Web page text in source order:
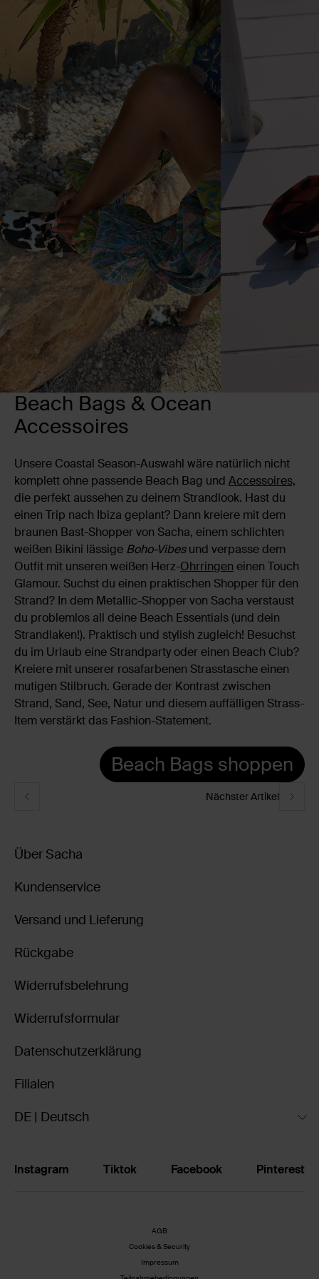
Beach Bags & Ocean
Accessoires
Unsere Coastal Season-Auswahl wäre natürlich nicht
komplett ohne passende Beach Bag und Accessoires,
die perfekt aussehen zu deinem Strandlook. Hast du
einen Trip nach Ibiza geplant? Dann kreiere mit dem
braunen Bast-Shopper von Sacha, einem schlichten
weißen Bikini lässige Boho-Vibesund verpasse dem
Outfit mit unseren weißen Herz-Ohrringen einen Touch
Glamour. Suchst du einen praktischen Shopper für den
Strand? In dem Metallic-Shopper von Sacha verstaust
du problemlos all deine Beach Essentials (und dein
Strandlaken!). Praktisch und stylish zugleich! Besuchst
du im Urlaub eine Strandparty oder einen Beach Club?
Kreiere mit unserer rosafarbenen Strasstasche einen
mutigen Stilbruch. Gerade der Kontrast zwischen
Strand, Sand, See, Natur und diesem auffälligen Strass-
Item verstärkt das Fashion-Statement.
Beach Bags shoppen
Nächster Artikel
Über Sacha
Kundenservice
Versand und Lieferung
Rückgabe
Widerrufsbelehrung
Widerrufsformular
Datenschutzerklärung
Filialen
DE | Deutsch
Instagram Tiktok Facebook Pinterest
AGB
Cookies & Security
Impressum